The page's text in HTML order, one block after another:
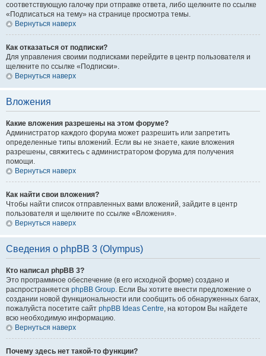
соответствующую галочку при отправке ответа, либо щелкните по ссылке
«Подписаться на тему» на странице просмотра темы.
Вернуться наверх
Как отказаться от подписки?
Для управления своими подписками перейдите в центр пользователя и
щелкните по ссылке «Подписки».
Вернуться наверх
Вложения
Какие вложения разрешены на этом форуме?
Администратор каждого форума может разрешить или запретить
определенные типы вложений. Если вы не знаете, какие вложения
разрешены, свяжитесь с администратором форума для получения
помощи.
Вернуться наверх
Как найти свои вложения?
Чтобы найти список отправленных вами вложений, зайдите в центр
пользователя и щелкните по ссылке «Вложения».
Вернуться наверх
Сведения о phpBB 3 (Olympus)
Кто написал phpBB 3?
Это программное обеспечение (в его исходной форме) создано и
распространяется phpBB Group. Если Вы хотите внести предложение о
создании новой функциональности или сообщить об обнаруженных багах,
пожалуйста посетите сайт phpBB Ideas Centre, на котором Вы найдете
всю необходимую информацию.
Вернуться наверх
Почему здесь нет такой-то функции?